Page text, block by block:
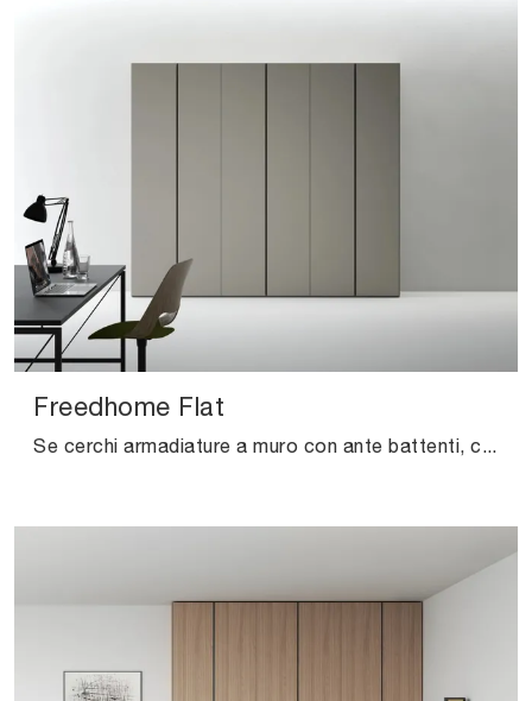
Freedhome Flat
Se cerchi armadiature a muro con ante battenti, clicca e scopri l'armadio Freedhome Flat di Caccaro in laccato opaco.